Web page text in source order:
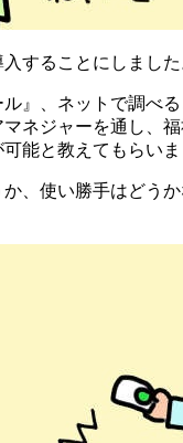
することにしました
』、ネットで調べ
ネジャーを通し、
能と教えてもらいま
、使い勝手はどう